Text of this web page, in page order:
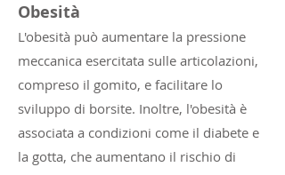
Obesità
L'obesità può aumentare la pressione
meccanica esercitata sulle articolazioni,
compreso il gomito, e facilitare lo
sviluppo di borsite. Inoltre, l'obesità è
associata a condizioni come il diabete e
la gotta, che aumentano il rischio di